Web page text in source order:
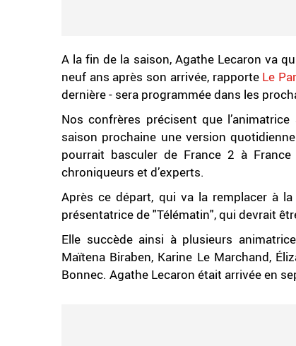
A la fin de la saison, Agathe Lecaron va
neuf ans après son arrivée, rapporte Le
dernière - sera programmée dans les
Nos confrères précisent que
saison prochaine une version
pourrait basculer de France 2 à
chroniqueurs et d’experts.
Après ce départ, qui va la remplacer à la
présentatrice de "Télématin", qui devrait
Elle succède ainsi à plusieurs
Maïtena Biraben, Karine Le Marchand,
Bonnec. Agathe Lecaron était arrivée en